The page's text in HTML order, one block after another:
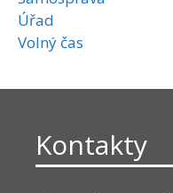
Úřad
Volný čas
Kontakty